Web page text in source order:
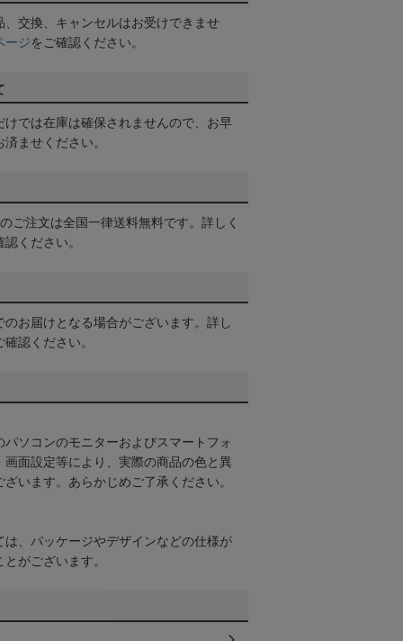
交換、キャンセルはお受けできませ
ージをご確認ください。
けでは在庫は確保されませんので、お早
ませください。
ご注文は全国一律送料無料です。詳しく
認ください。
お届けとなる場合がございます。詳し
確認ください。
ソコンのモニターおよびスマートフォ
画面設定等により、実際の商品の色と異
います。あらかじめご了承ください。
は、パッケージやデザインなどの仕様が
がございます。